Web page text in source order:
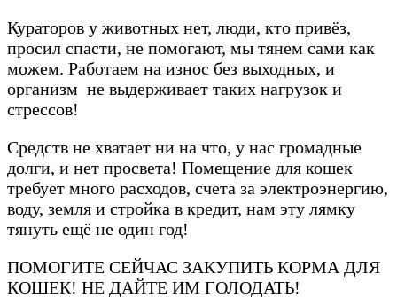
Кураторов у животных нет, люди, кто привёз,
просил спасти, не помогают, мы тянем сами как
можем. Работаем на износ без выходных, и
организм не выдерживает таких нагрузок и
стрессов!
Средств не хватает ни на что, у нас громадные
долги, и нет просвета! Помещение для кошек
требует много расходов, счета за электроэнергию,
воду, земля и стройка в кредит, нам эту лямку
тянуть ещё не один год!
ПОМОГИТЕ СЕЙЧАС ЗАКУПИТЬ КОРМА ДЛЯ
КОШЕК! НЕ ДАЙТЕ ИМ ГОЛОДАТЬ!